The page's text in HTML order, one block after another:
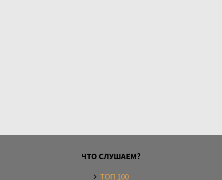
ЧТО СЛУШАЕМ?
ТОП 100